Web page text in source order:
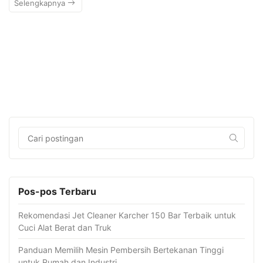
Selengkapnya
Pos-pos Terbaru
Rekomendasi Jet Cleaner Karcher 150 Bar Terbaik untuk
Cuci Alat Berat dan Truk
Panduan Memilih Mesin Pembersih Bertekanan Tinggi